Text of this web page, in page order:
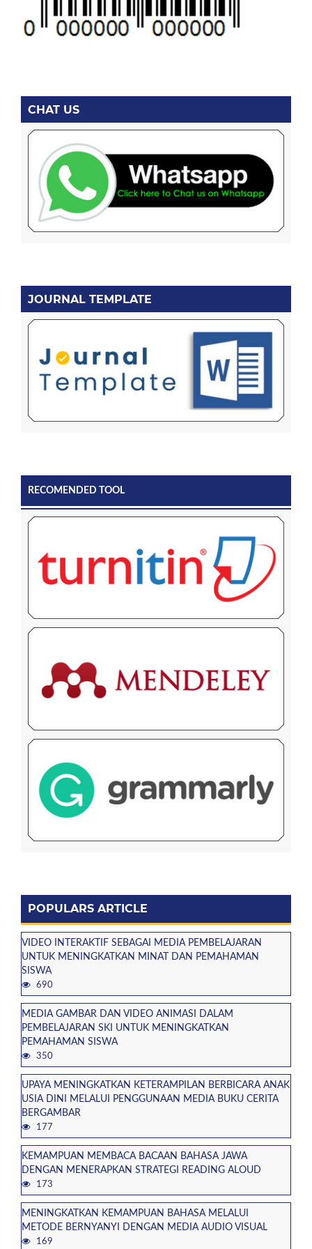
CHAT US
JOURNAL TEMPLATE
RECOMENDED TOOL
POPULARS ARTICLE
VIDEO INTERAKTIF SEBAGAI MEDIA PEMBELAJARAN
UNTUK MENINGKATKAN MINAT DAN PEMAHAMAN
SISWA
690
MEDIA GAMBAR DAN VIDEO ANIMASI DALAM
PEMBELAJARAN SKI UNTUK MENINGKATKAN
PEMAHAMAN SISWA
350
UPAYA MENINGKATKAN KETERAMPILAN BERBICARA ANAK
USIA DINI MELALUI PENGGUNAAN MEDIA BUKU CERITA
BERGAMBAR
177
KEMAMPUAN MEMBACA BACAAN BAHASA JAWA
DENGAN MENERAPKAN STRATEGI READING ALOUD
173
MENINGKATKAN KEMAMPUAN BAHASA MELALUI
METODE BERNYANYI DENGAN MEDIA AUDIO VISUAL
169